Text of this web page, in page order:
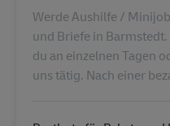
Werde Aushilfe /
und Briefe in
du an einzelnen Tagen
uns tätig. Nach einer